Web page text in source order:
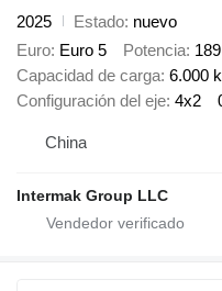
2025
Estado nuevo
Euro Euro 5 Potencia
Capacidad de carga 6.000
Configuración del eje 4x2
China
Intermak Group LLC